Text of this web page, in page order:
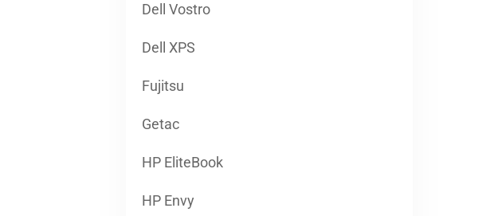
Dell Vostro
Dell XPS
Fujitsu
Getac
HP EliteBook
HP Envy